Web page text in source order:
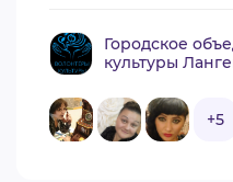
Городское
культуры
+5